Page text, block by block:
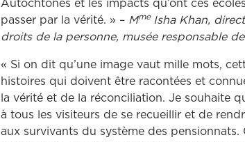
passer par la vérité. » – Mme Isha Khan,
droits de la personne, musée responsable
« Si on dit qu’une image vaut mille mots,
histoires qui doivent être racontées et
la vérité et de la réconciliation. Je souhaite
à tous les visiteurs de se recueillir et de
aux survivants du système des pensionnats.